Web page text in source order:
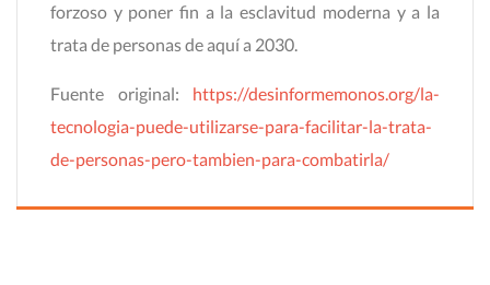
forzoso y poner fin a la esclavitud moderna y a la
trata de personas de aquí a 2030.
Fuente original: https://desinformemonos.org/la-
tecnologia-puede-utilizarse-para-facilitar-la-trata-
de-personas-pero-tambien-para-combatirla/